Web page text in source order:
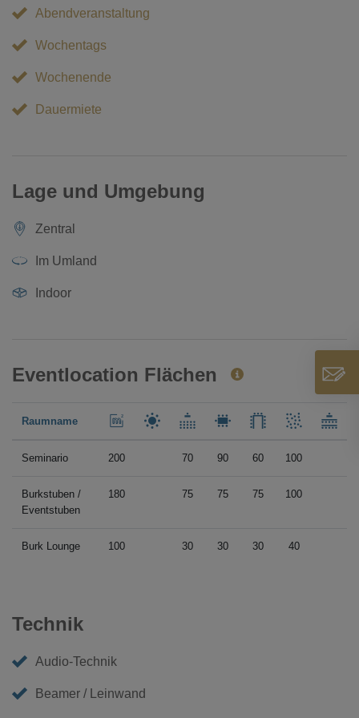
Abendveranstaltung
Wochentags
Wochenende
Dauermiete
Lage und Umgebung
Zentral
Im Umland
Indoor
Eventlocation Flächen
Raumname
Seminario 200 70 90 60 100
Burkstuben /
Eventstuben
180 75 75 75 100
Burk Lounge 100 30 30 30 40
Technik
Audio-Technik
Beamer / Leinwand